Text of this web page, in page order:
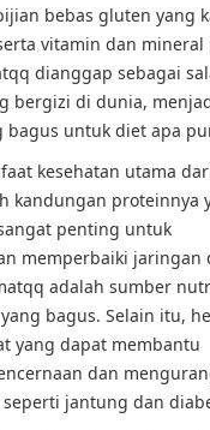
bebas gluten yang
vitamin dan mineral
dianggap sebagai
bergizi di dunia,
bagus untuk diet apa
kesehatan utama
kandungan proteinnya
penting untuk
memperbaiki jaringan
adalah sumber
bagus. Selain itu,
yang dapat membantu
dan
jantung dan